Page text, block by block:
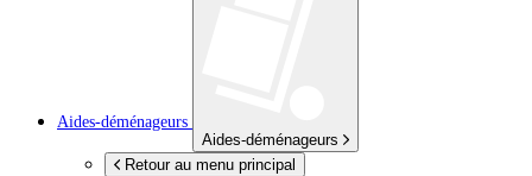
Aides-déménageurs
Aides-déménageurs
Retour au menu principal